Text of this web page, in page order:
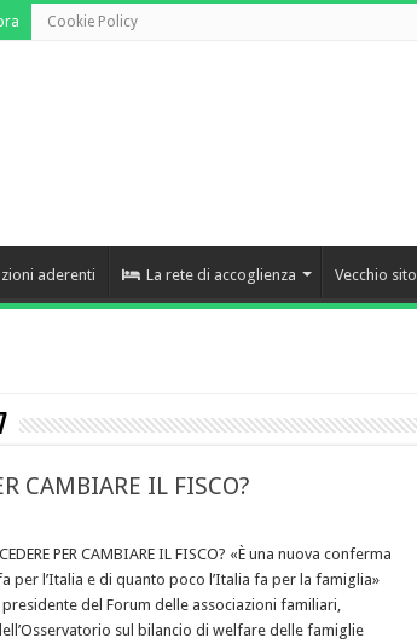
Cookie Policy
aderenti La rete di accoglienza Vecchio sito
CAMBIARE IL FISCO?
PER CAMBIARE IL FISCO? «È una nuova conferma
per l’Italia e di quanto poco l’Italia fa per la famiglia»
del Forum delle associazioni familiari,
sul bilancio di welfare delle famiglie